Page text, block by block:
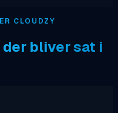
CLOUDZY
bliver sat i